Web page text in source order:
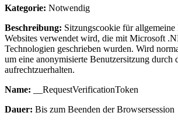
Kategorie: Notwendig
Beschreibung: Sitzungscookie für
Websites verwendet wird, die mit Microsoft
Technologien geschrieben wurden. Wird
um eine anonymisierte Benutzersitzung durch
aufrechtzuerhalten.
Name: __RequestVerificationToken
Dauer: Bis zum Beenden der Browsersession